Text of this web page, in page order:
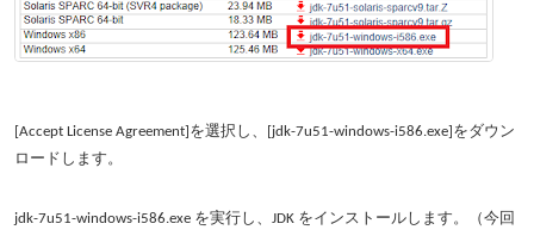
[Accept License Agreement]を選択し、[jdk-7u51-windows-i586.exe]をダウン
ロードします。
jdk-7u51-windows-i586.exe を実行し、JDK をインストールします。（今回